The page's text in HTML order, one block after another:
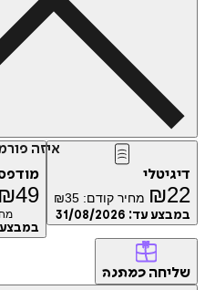
איזה
דיגיטלי
₪22 מחיר קודם: ₪35
במבצע עד: 31/08/2026
₪49
שליחה כמתנה